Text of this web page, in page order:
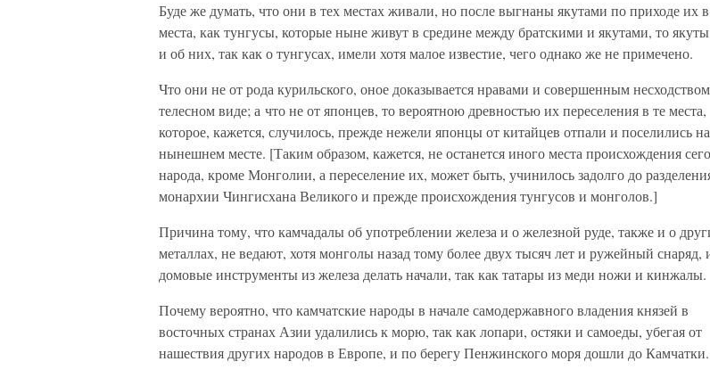
Буде же думать, что они в тех местах живали, но после выгнаны якутами по приходе их
места, как тунгусы, которые ныне живут в средине между братскими и якутами, то
и об них, так как о тунгусах, имели хотя малое известие, чего однако же не примечено.
Что они не от рода курильского, оное доказывается нравами и совершенным
телесном виде; а что не от японцев, то вероятною древностью их переселения в те места,
которое, кажется, случилось, прежде нежели японцы от китайцев отпали и поселились на
нынешнем месте. [Таким образом, кажется, не останется иного места происхождения сего
народа, кроме Монголии, а переселение их, может быть, учинилось задолго до
монархии Чингисхана Великого и прежде происхождения тунгусов и монголов.]
Причина тому, что камчадалы об употреблении железа и о железной руде, также и о
металлах, не ведают, хотя монголы назад тому более двух тысяч лет и ружейный снаряд,
домовые инструменты из железа делать начали, так как татары из меди ножи и кинжалы.
Почему вероятно, что камчатские народы в начале самодержавного владения князей в
восточных странах Азии удалились к морю, так как лопари, остяки и самоеды, убегая от
нашествия других народов в Европе, и по берегу Пенжинского моря дошли до Камчатки.